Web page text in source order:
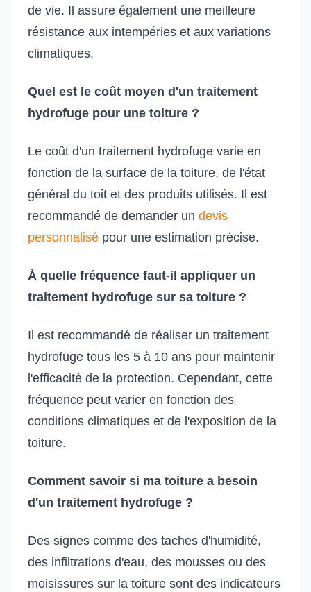
de vie. Il assure également une meilleure
résistance aux intempéries et aux variations
climatiques.
Quel est le coût moyen d'un traitement
hydrofuge pour une toiture ?
Le coût d'un traitement hydrofuge varie en
fonction de la surface de la toiture, de l'état
général du toit et des produits utilisés. Il est
recommandé de demander un devis
personnalisé pour une estimation précise.
À quelle fréquence faut-il appliquer un
traitement hydrofuge sur sa toiture ?
Il est recommandé de réaliser un traitement
hydrofuge tous les 5 à 10 ans pour maintenir
l'efficacité de la protection. Cependant, cette
fréquence peut varier en fonction des
conditions climatiques et de l'exposition de la
toiture.
Comment savoir si ma toiture a besoin
d'un traitement hydrofuge ?
Des signes comme des taches d'humidité,
des infiltrations d'eau, des mousses ou des
moisissures sur la toiture sont des indicateurs